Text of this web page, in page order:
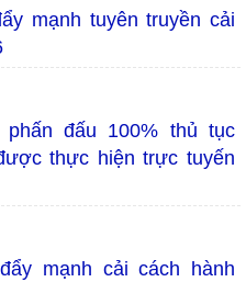
mạnh tuyên truyền cải
đấu 100% thủ tục
thực hiện trực tuyến
mạnh cải cách hành